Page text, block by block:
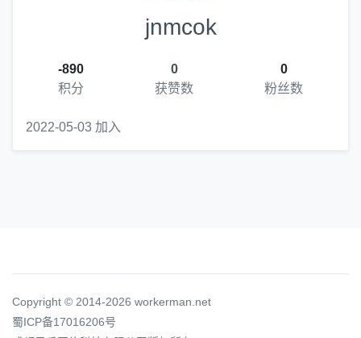
jnmcok
-890
积分
0
获赞数
0
粉丝数
2022-05-03 加入
Copyright © 2014-2026 workerman.net
蜀ICP备17016206号